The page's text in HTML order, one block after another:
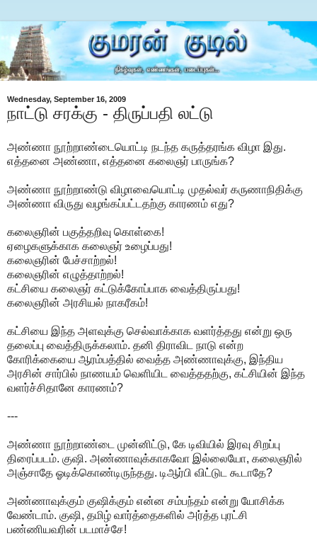
Wednesday, September 16, 2009
நாட்டு சரக்கு - திருப்பதி லட்டு
அண்ணா நூற்றாண்டையொட்டி நடந்த கருத்தரங்க விழா இது.
எத்தனை அண்ணா, எத்தனை கலைஞர் பாருங்க?
அண்ணா நூற்றாண்டு விழாவையொட்டி முதல்வர் கருணாநிதிக்கு
அண்ணா விருது வழங்கப்பட்டதற்கு காரணம் எது?
கலைஞரின் பகுத்தறிவு கொள்கை!
ஏழைகளுக்காக கலைஞர் உழைப்பது!
கலைஞரின் பேச்சாற்றல்!
கலைஞரின் எழுத்தாற்றல்!
கட்சியை கலைஞர் கட்டுக்கோப்பாக வைத்திருப்பது!
கலைஞரின் அரசியல் நாகரீகம்!
கட்சியை இந்த அளவுக்கு செல்வாக்காக வளர்த்தது என்று ஒரு
தலைப்பு வைத்திருக்கலாம். தனி திராவிட நாடு என்ற
கோரிக்கையை ஆரம்பத்தில் வைத்த அண்ணாவுக்கு, இந்திய
அரசின் சார்பில் நாணயம் வெளியிட வைத்ததற்கு, கட்சியின் இந்த
வளர்ச்சிதானே காரணம்?
---
அண்ணா நூற்றாண்டை முன்னிட்டு, கே டிவியில் இரவு சிறப்பு
திரைப்படம். குஷி. அண்ணாவுக்காகவோ இல்லையோ, கலைஞரில்
அஞ்சாதே ஓடிக்கொண்டிருந்தது. டிஆர்பி விட்டுட கூடாதே?
அண்ணாவுக்கும் குஷிக்கும் என்ன சம்பந்தம் என்று யோசிக்க
வேண்டாம். குஷி, தமிழ் வார்த்தைகளில் அர்த்த புரட்சி
பண்ணியவரின் படமாச்சே!